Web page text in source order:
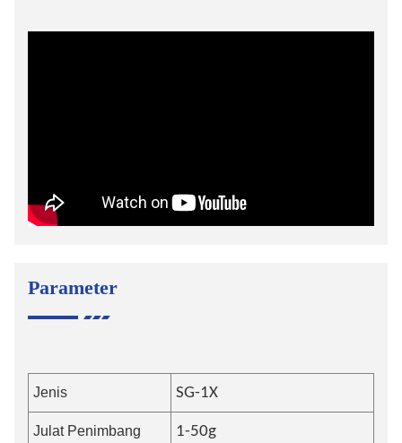
Parameter
Jenis SG-1X
Julat Penimbang 1-50g